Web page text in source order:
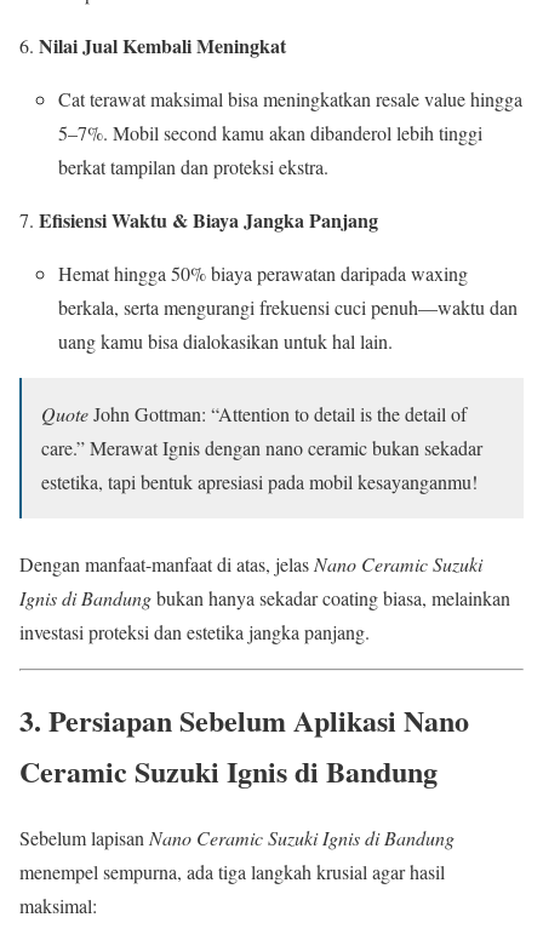
Nilai Jual Kembali Meningkat
Cat terawat maksimal bisa meningkatkan resale value hingga
5–7%. Mobil second kamu akan dibanderol lebih tinggi
berkat tampilan dan proteksi ekstra.
Efisiensi Waktu & Biaya Jangka Panjang
Hemat hingga 50% biaya perawatan daripada waxing
berkala, serta mengurangi frekuensi cuci penuh—waktu dan
uang kamu bisa dialokasikan untuk hal lain.
QuoteJohn Gottman: “Attention to detail is the detail of
care.” Merawat Ignis dengan nano ceramic bukan sekadar
estetika, tapi bentuk apresiasi pada mobil kesayanganmu!
Dengan manfaat-manfaat di atas, jelas Nano Ceramic Suzuki
Ignis di Bandungbukan hanya sekadar coating biasa, melainkan
investasi proteksi dan estetika jangka panjang.
3. Persiapan Sebelum Aplikasi Nano
Ceramic Suzuki Ignis di Bandung
Sebelum lapisan Nano Ceramic Suzuki Ignis di Bandung
menempel sempurna, ada tiga langkah krusial agar hasil
maksimal: